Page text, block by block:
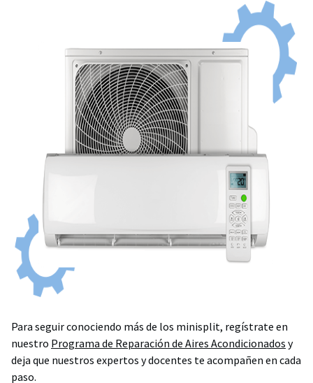
Para seguir conociendo más de los minisplit, regístrate en
nuestro Programa de Reparación de Aires Acondicionados y
deja que nuestros expertos y docentes te acompañen en cada
paso.